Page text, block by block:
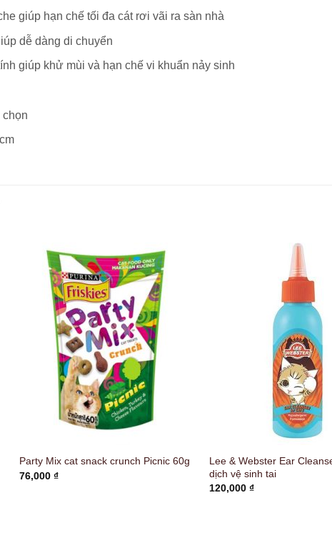
giúp hạn chế tối đa cát rơi vãi ra sàn nhà
dễ dàng di chuyển
giúp khử mùi và hạn chế vi khuẩn nảy sinh
Party Mix cat snack crunch Picnic 60g
76,000₫
Lee & Webster Ear
dịch vệ sinh tai
120,000₫